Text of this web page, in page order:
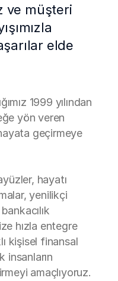
ve müşteri
elde
1999 yılından
yön veren
geçirmeye
hayatı
yenilikçi
hızla entegre
kişisel finansal
insanların
amaçlıyoruz.